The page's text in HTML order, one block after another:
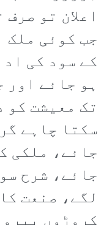
اعلان تو
جب کوئی ملک
کے سود کی
ہو جائے اور
تک معیشت کو
سکتا چاہے
جائے، ملکی
جائے، شرح
لگے، صنعت